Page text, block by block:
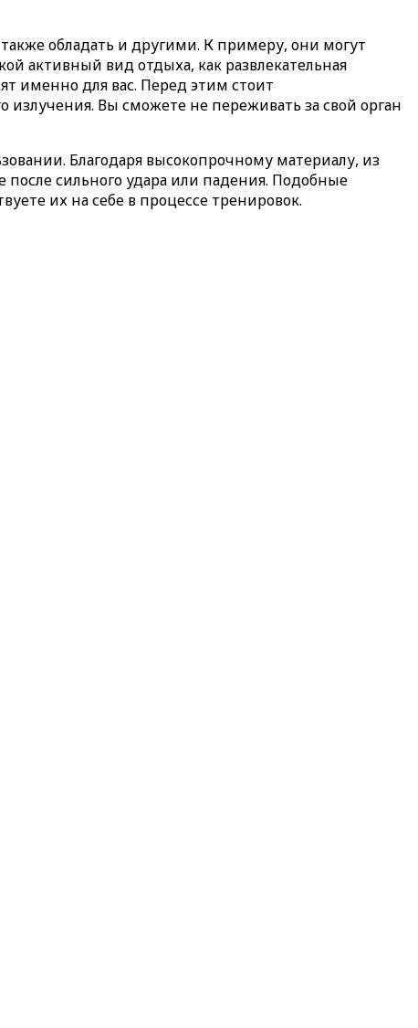
обладать и другими. К примеру, они могут
активный вид отдыха, как развлекательная
именно для вас. Перед этим стоит
излучения. Вы сможете не переживать за свой орган
Благодаря высокопрочному материалу, из
сильного удара или падения. Подобные
их на себе в процессе тренировок.